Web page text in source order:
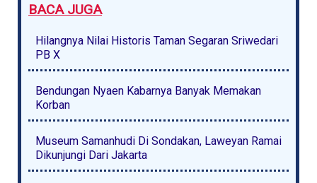
BACA JUGA
Hilangnya Nilai Historis Taman Segaran Sriwedari
PB X
Bendungan Nyaen Kabarnya Banyak Memakan
Korban
Museum Samanhudi Di Sondakan, Laweyan Ramai
Dikunjungi Dari Jakarta